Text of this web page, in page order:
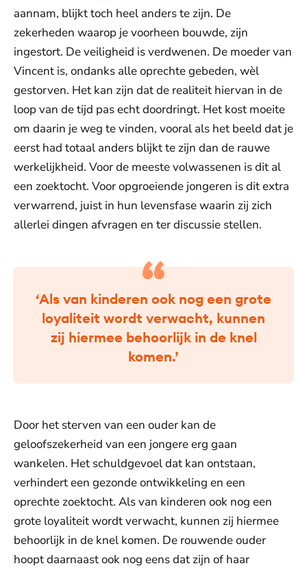
aannam, blijkt toch heel anders te zijn. De
zekerheden waarop je voorheen bouwde, zijn
ingestort. De veiligheid is verdwenen. De moeder van
Vincent is, ondanks alle oprechte gebeden, wèl
gestorven. Het kan zijn dat de realiteit hiervan in de
loop van de tijd pas echt doordringt. Het kost moeite
om daarin je weg te vinden, vooral als het beeld dat je
eerst had totaal anders blijkt te zijn dan de rauwe
werkelijkheid. Voor de meeste volwassenen is dit al
een zoektocht. Voor opgroeiende jongeren is dit extra
verwarrend, juist in hun levensfase waarin zij zich
allerlei dingen afvragen en ter discussie stellen.
‘Als van kinderen ook nog een grote
loyaliteit wordt verwacht, kunnen
zij hiermee behoorlijk in de knel
komen.’
Door het sterven van een ouder kan de
geloofszekerheid van een jongere erg gaan
wankelen. Het schuldgevoel dat kan ontstaan,
verhindert een gezonde ontwikkeling en een
oprechte zoektocht. Als van kinderen ook nog een
grote loyaliteit wordt verwacht, kunnen zij hiermee
behoorlijk in de knel komen. De rouwende ouder
hoopt daarnaast ook nog eens dat zijn of haar